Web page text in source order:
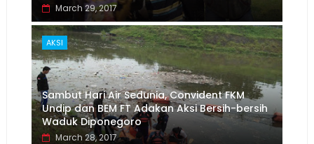
March 29, 2017
AKSI
Sambut Hari Air Sedunia, Convident FKM
Undip dan BEM FT Adakan Aksi Bersih-bersih
Waduk Diponegoro
March 28, 2017